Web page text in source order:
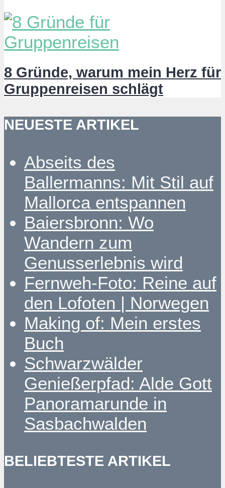
8 Gründe, warum mein Herz für
Gruppenreisen schlägt
NEUESTE ARTIKEL
Abseits des
Ballermanns: Mit Stil auf
Mallorca entspannen
Baiersbronn: Wo
Wandern zum
Genusserlebnis wird
Fernweh-Foto: Reine auf
den Lofoten | Norwegen
Making of: Mein erstes
Buch
Schwarzwälder
Genießerpfad: Alde Gott
Panoramarunde in
Sasbachwalden
BELIEBTESTE ARTIKEL